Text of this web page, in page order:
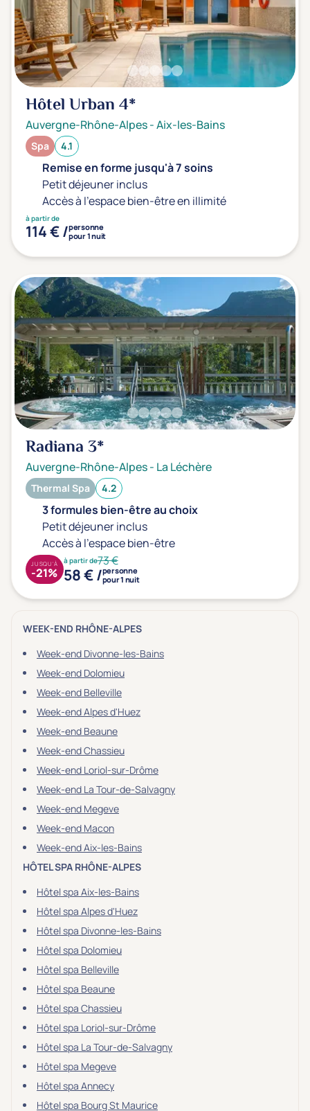
Hôtel Urban4*
Auvergne-Rhône-Alpes-Aix-les-Bains
Spa 4.1
Remise en forme jusqu'à 7 soins
Petit déjeuner inclus
Accès à l'espace bien-être en illimité
à partir de
114 € /personne
pour 1 nuit
Radiana 3*
Auvergne-Rhône-Alpes- La Léchère
Thermal Spa 4.2
3 formules bien-être au choix
Petit déjeuner inclus
Accès à l'espace bien-être
à partir de73 €
58 € /personne
pour 1 nuit
JUSQU'À
-21%
WEEK-END RHÔNE-ALPES
Week-end Divonne-les-Bains
Week-end Dolomieu
Week-end Belleville
Week-end Alpes d'Huez
Week-end Beaune
Week-end Chassieu
Week-end Loriol-sur-Drôme
Week-end La Tour-de-Salvagny
Week-end Megeve
Week-end Macon
Week-end Aix-les-Bains
HÔTEL SPA RHÔNE-ALPES
Hôtel spa Aix-les-Bains
Hôtel spa Alpes d'Huez
Hôtel spa Divonne-les-Bains
Hôtel spa Dolomieu
Hôtel spa Belleville
Hôtel spa Beaune
Hôtel spa Chassieu
Hôtel spa Loriol-sur-Drôme
Hôtel spa La Tour-de-Salvagny
Hôtel spa Megeve
Hôtel spa Annecy
Hôtel spa Bourg St Maurice